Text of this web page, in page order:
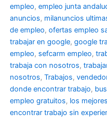
empleo, empleo junta
anuncios, milanuncios
de empleo, ofertas empleo
trabajar en google, google
empleo, sefcarm empleo,
trabaja con nosotros,
nosotros, Trabajos,
donde encontrar trabajo,
empleo gratuitos, los
encontrar trabajo sin